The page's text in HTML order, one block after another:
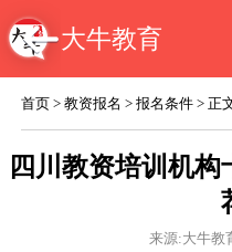
大牛教育
首页 >教资报名 >报名条件 > 正
四川教资培训机构
来源:大牛教